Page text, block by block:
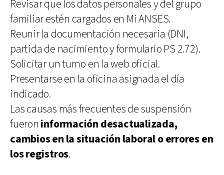
Revisar que los datos personales y del grupo
familiar estén cargados en Mi ANSES.
Reunir la documentación necesaria (DNI,
partida de nacimiento y formulario PS 2.72).
Solicitar un turno en la web oficial.
Presentarse en la oficina asignada el día
indicado.
Las causas más frecuentes de suspensión
fueron información desactualizada,
cambios en la situación laboral o errores en
los registros.